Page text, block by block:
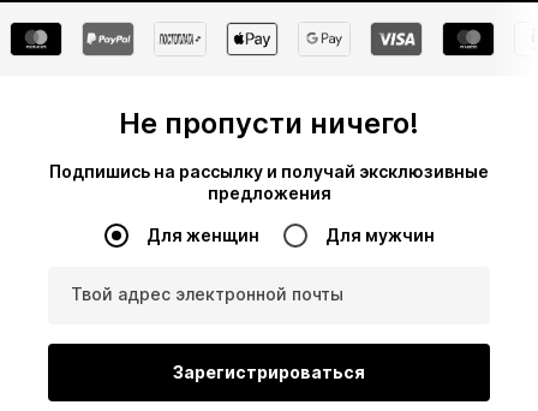
Не пропусти ничего!
Подпишись на рассылку и получай эксклюзивные
предложения
Для женщин Для мужчин
Твой адрес электронной почты
Зарегистрироваться